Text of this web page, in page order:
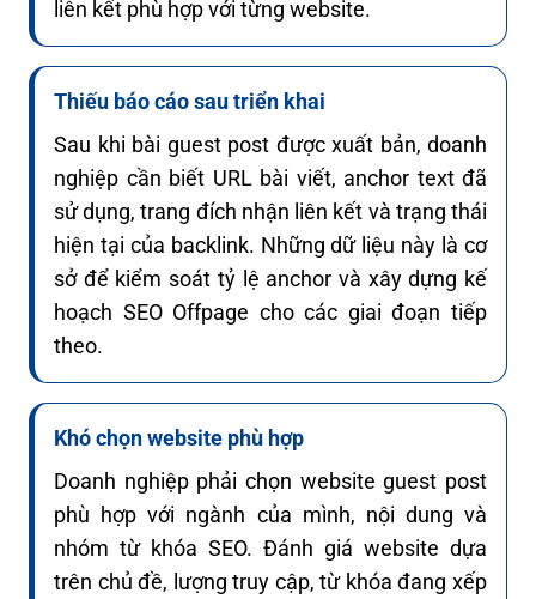
liên kết phù hợp với từng website.
Thiếu báo cáo sau triển khai
Sau khi bài guest post được xuất bản, doanh
nghiệp cần biết URL bài viết, anchor text đã
sử dụng, trang đích nhận liên kết và trạng thái
hiện tại của backlink. Những dữ liệu này là cơ
sở để kiểm soát tỷ lệ anchor và xây dựng kế
hoạch SEO Offpage cho các giai đoạn tiếp
theo.
Khó chọn website phù hợp
Doanh nghiệp phải chọn website guest post
phù hợp với ngành của mình, nội dung và
nhóm từ khóa SEO. Đánh giá website dựa
trên chủ đề, lượng truy cập, từ khóa đang xếp